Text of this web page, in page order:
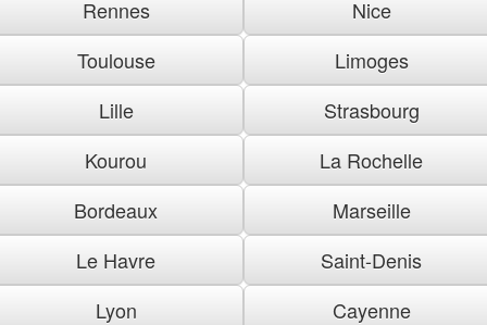
Rennes
Nice
Toulouse
Limoges
Lille
Strasbourg
Kourou
La Rochelle
Bordeaux
Marseille
Le Havre
Saint-Denis
Lyon
Cayenne